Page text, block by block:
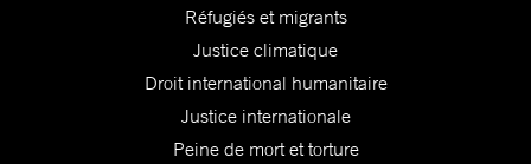
Réfugiés et migrants
Justice climatique
Droit international humanitaire
Justice internationale
Peine de mort et torture